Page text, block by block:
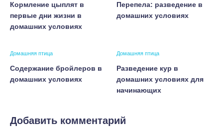
Кормление цыплят в
первые дни жизни в
домашних условиях
Перепела: разведение в
домашних условиях
Домашняя птица
Содержание бройлеров в
домашних условиях
Домашняя птица
Разведение кур в
домашних условиях для
начинающих
Добавить комментарий